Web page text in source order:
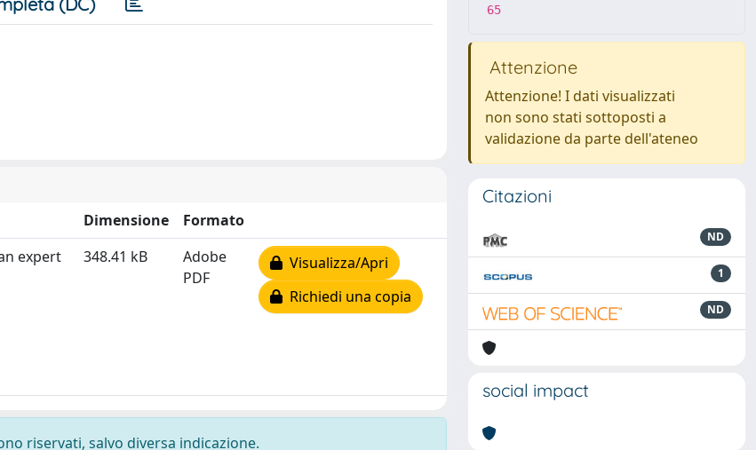
Dimensione
Formato
expert
348.41 kB
Adobe
PDF
Visualizza/Apri
Richiedi una copia
riservati, salvo diversa indicazione.
65
Attenzione
Attenzione! I dati visualizzati
non sono stati sottoposti a
validazione da parte dell'ateneo
Citazioni
ND
1
ND
social impact